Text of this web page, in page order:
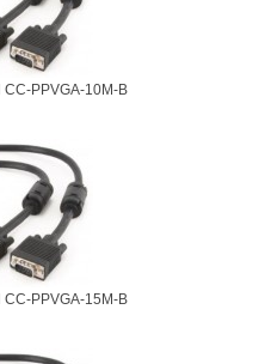
CC-PPVGA-10M-B
CC-PPVGA-15M-B